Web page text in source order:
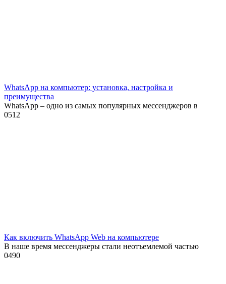
WhatsApp на компьютер: установка, настройка и
преимущества
WhatsApp – одно из самых популярных мессенджеров в
0512
Как включить WhatsApp Web на компьютере
В наше время мессенджеры стали неотъемлемой частью
0490